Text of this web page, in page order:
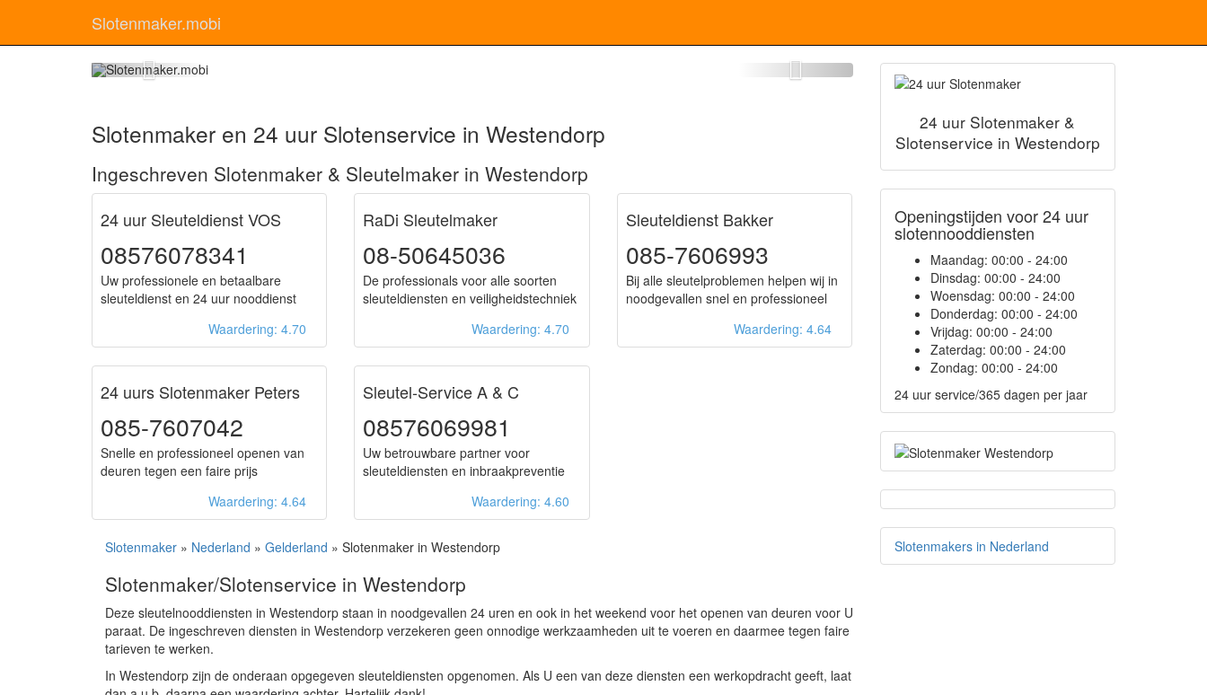
Slotenmaker.mobi
Slotenmaker en 24 uur Slotenservice in Westendorp
Ingeschreven Slotenmaker & Sleutelmaker in Westendorp
24 uur Sleuteldienst VOS
08576078341
Uw professionele en betaalbare
sleuteldienst en 24 uur nooddienst
Waardering: 4.70
RaDi Sleutelmaker
08-50645036
De professionals voor alle soorten
sleuteldiensten en veiligheidstechniek
Waardering: 4.70
Sleuteldienst Bakker
085-7606993
Bij alle sleutelproblemen helpen wij in
noodgevallen snel en professioneel
Waardering: 4.64
24 uurs Slotenmaker Peters
085-7607042
Snelle en professioneel openen van
deuren tegen een faire prijs
Waardering: 4.64
Sleutel-Service A & C
08576069981
Uw betrouwbare partner voor
sleuteldiensten en inbraakpreventie
Waardering: 4.60
Slotenmaker » Nederland » Gelderland » Slotenmaker in Westendorp
Slotenmaker/Slotenservice in Westendorp
Deze sleutelnooddiensten in Westendorp staan in noodgevallen 24 uren en ook in het weekend voor het openen van deuren voor U
paraat. De ingeschreven diensten in Westendorp verzekeren geen onnodige werkzaamheden uit te voeren en daarmee tegen faire
tarieven te werken.
In Westendorp zijn de onderaan opgegeven sleuteldiensten opgenomen. Als U een van deze diensten een werkopdracht geeft, laat
24 uur Slotenmaker &
Slotenservice in Westendorp
Openingstijden voor 24 uur
slotennooddiensten
Maandag: 00:00 - 24:00
Dinsdag: 00:00 - 24:00
Woensdag: 00:00 - 24:00
Donderdag: 00:00 - 24:00
Vrijdag: 00:00 - 24:00
Zaterdag: 00:00 - 24:00
Zondag: 00:00 - 24:00
24 uur service/365 dagen per jaar
Slotenmakers in Nederland